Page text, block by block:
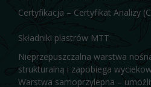
Certyfikacja – Certyfikat Analizy
Składniki plastrów MTT
Nieprzepuszczalna warstwa
strukturalną i zapobiega
Warstwa samoprzylepna –